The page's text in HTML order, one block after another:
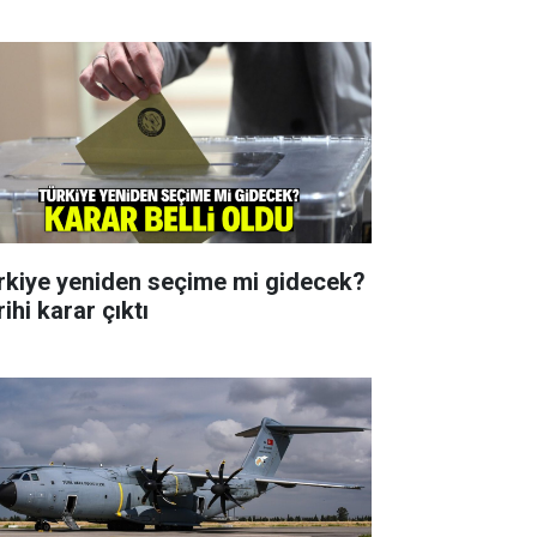
yeniden seçime mi gidecek?
karar çıktı